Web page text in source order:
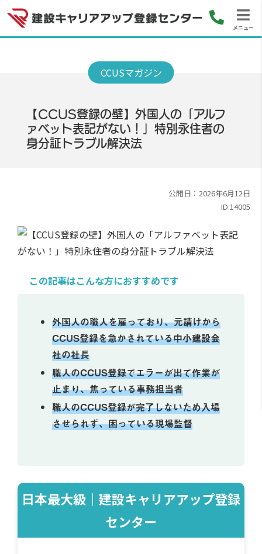
メニュー
【CCUS登録の壁】外国人の「アルフ
ァベット表記がない！」特別永住者の
身分証トラブル解決法
公開日：2026年6月12日
ID:14005
この記事はこんな方におすすめです
外国人の職人を雇っており、元請けから
CCUS登録を急かされている中小建設会
社の社長
職人のCCUS登録でエラーが出て作業が
止まり、焦っている事務担当者
職人のCCUS登録が完了しないため入場
させられず、困っている現場監督
日本最大級｜建設キャリアアップ登録
センター